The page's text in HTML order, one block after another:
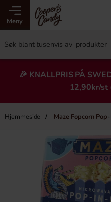
Meny
🎉 KNALLPRIS PÅ
12,90kr/st
Hjemmeside Maze Popcorn